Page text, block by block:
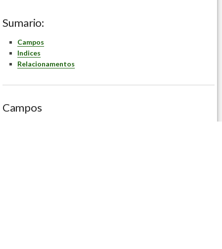
Sumario:
Campos
Indices
Relacionamentos
Campos